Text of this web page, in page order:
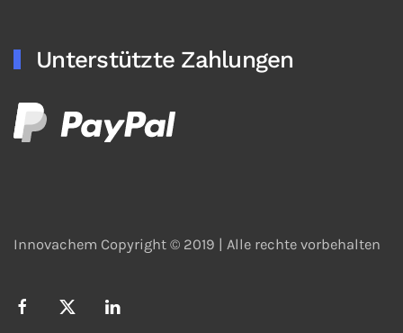
Unterstützte Zahlungen
Innovachem Copyright © 2019 | Alle rechte vorbehalten